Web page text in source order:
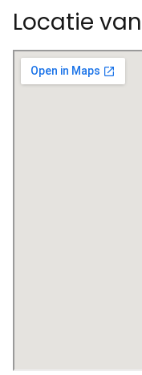
Locatie